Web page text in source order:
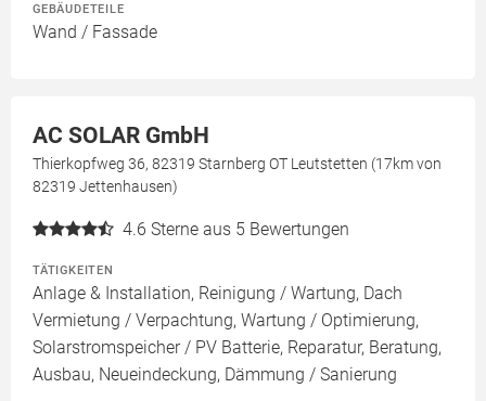
GEBÄUDETEILE
Wand / Fassade
AC SOLAR GmbH
Thierkopfweg 36, 82319 Starnberg OT Leutstetten (17km von
82319 Jettenhausen)
4.6 Sterne aus 5 Bewertungen
TÄTIGKEITEN
Anlage & Installation, Reinigung / Wartung, Dach
Vermietung / Verpachtung, Wartung / Optimierung,
Solarstromspeicher / PV Batterie, Reparatur, Beratung,
Ausbau, Neueindeckung, Dämmung / Sanierung